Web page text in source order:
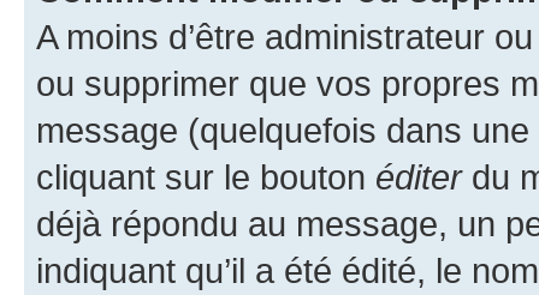
A moins d’être administrateur
ou supprimer que vos propres
message (quelquefois dans
cliquant sur le bouton éditerdu
déjà répondu au message, un
indiquant qu’il a été édité, le